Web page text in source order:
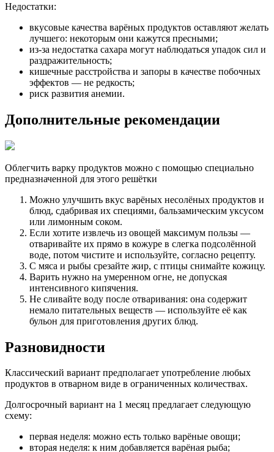
Недостатки:
вкусовые качества варёных продуктов оставляют желать
лучшего: некоторым они кажутся пресными;
из-за недостатка сахара могут наблюдаться упадок сил и
раздражительность;
кишечные расстройства и запоры в качестве побочных
эффектов — не редкость;
риск развития анемии.
Дополнительные рекомендации
Облегчить варку продуктов можно с помощью специально
предназначенной для этого решётки
Можно улучшить вкус варёных несолёных продуктов и
блюд, сдабривая их специями, бальзамическим уксусом
или лимонным соком.
Если хотите извлечь из овощей максимум пользы —
отваривайте их прямо в кожуре в слегка подсолённой
воде, потом чистите и используйте, согласно рецепту.
С мяса и рыбы срезайте жир, с птицы снимайте кожицу.
Варить нужно на умеренном огне, не допуская
интенсивного кипячения.
Не сливайте воду после отваривания: она содержит
немало питательных веществ — используйте её как
бульон для приготовления других блюд.
Разновидности
Классический вариант предполагает употребление любых
продуктов в отварном виде в ограниченных количествах.
Долгосрочный вариант на 1 месяц предлагает следующую
схему:
первая неделя: можно есть только варёные овощи;
вторая неделя: к ним добавляется варёная рыба;